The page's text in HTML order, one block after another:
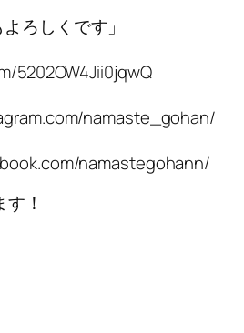
ろしくです」
5202OW4Jii0jqwQ
namaste_gohan/
namastegohann/
！